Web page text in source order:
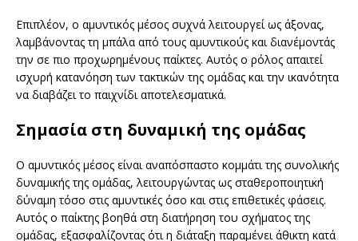
Επιπλέον, ο αμυντικός μέσος συχνά λειτουργεί ως άξονας,
λαμβάνοντας τη μπάλα από τους αμυντικούς και διανέμοντάς
την σε πιο προχωρημένους παίκτες. Αυτός ο ρόλος απαιτεί
ισχυρή κατανόηση των τακτικών της ομάδας και την ικανότητα
να διαβάζει το παιχνίδι αποτελεσματικά.
Σημασία στη δυναμική της ομάδας
Ο αμυντικός μέσος είναι αναπόσπαστο κομμάτι της συνολικής
δυναμικής της ομάδας, λειτουργώντας ως σταθεροποιητική
δύναμη τόσο στις αμυντικές όσο και στις επιθετικές φάσεις.
Αυτός ο παίκτης βοηθά στη διατήρηση του σχήματος της
ομάδας, εξασφαλίζοντας ότι η διάταξη παραμένει άθικτη κατά